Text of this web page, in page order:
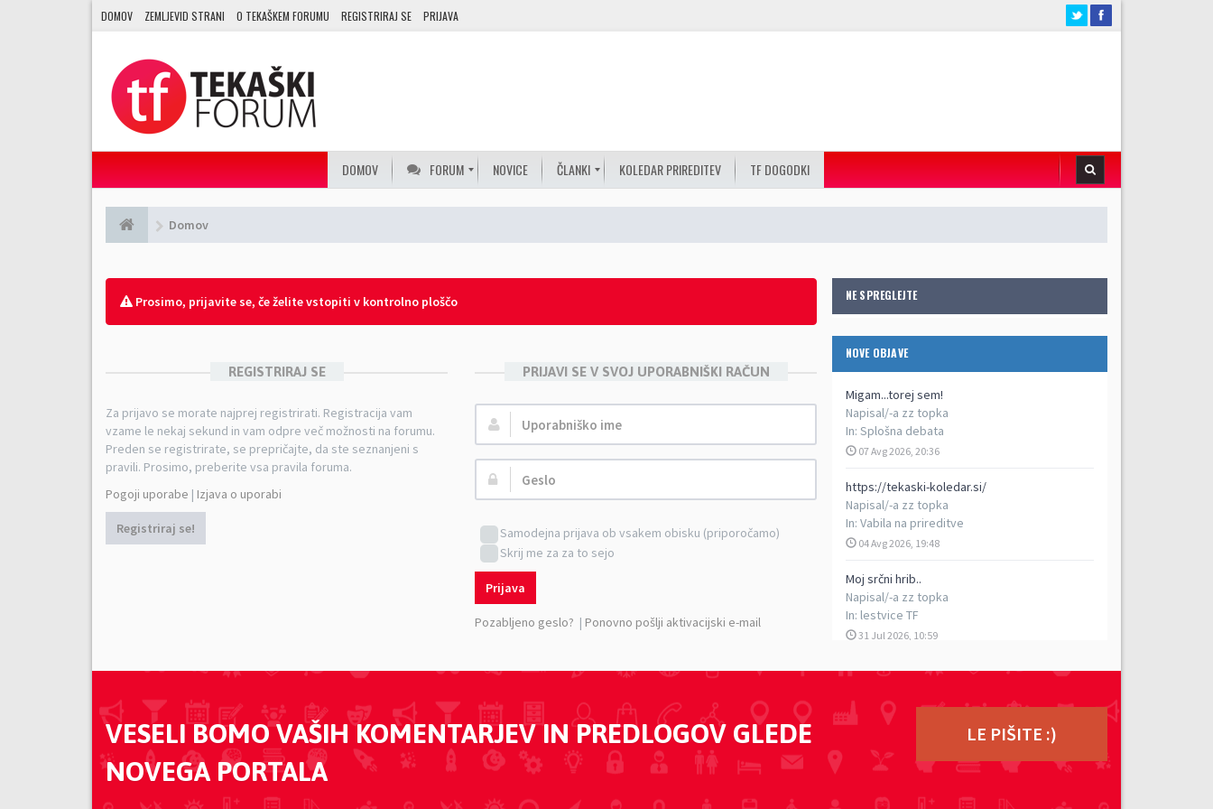
DOMOV ZEMLJEVID STRANI O TEKAŠKEM FORUMU REGISTRIRAJ SE PRIJAVA
DOMOV FORUM NOVICE ČLANKI KOLEDAR PRIREDITEV TF DOGODKI
Domov
NE SPREGLEJTE
NOVE OBJAVE
Migam...torej sem!
Napisal/-a zz topka
In: Splošna debata
07 Avg 2026, 20:36
https://tekaski-koledar.si/
Napisal/-a zz topka
In: Vabila na prireditve
04 Avg 2026, 19:48
Moj srčni hrib..
Napisal/-a zz topka
In: lestvice TF
31 Jul 2026, 10:59
5. vzpon na Porezen
In:
Poročila s prireditev
29 Jul 2026, 17:13
TEK DVOJK - petkilometrski rekreativni tek v
Napisal/-a
ziga
Prosimo, prijavite se, če želite vstopiti v kontrolno ploščo
REGISTRIRAJ SE
Za prijavo se morate najprej registrirati. Registracija vam
vzame le nekaj sekund in vam odpre več možnosti na forumu.
Preden se registrirate, se prepričajte, da ste seznanjeni s
pravili. Prosimo, preberite vsa pravila foruma.
Pogoji uporabe | Izjava o uporabi
Registriraj se!
PRIJAVI SE V SVOJ UPORABNIŠKI RAČUN
Uporabniško
ime:
Geslo:
Samodejna prijava ob vsakem obisku (priporočamo)
Skrij me za za to sejo
Prijava
Pozabljeno geslo? | Ponovno pošlji aktivacijski e-mail
VESELI BOMO VAŠIH KOMENTARJEV IN PREDLOGOV GLEDE
NOVEGA PORTALA
LE PIŠITE :)